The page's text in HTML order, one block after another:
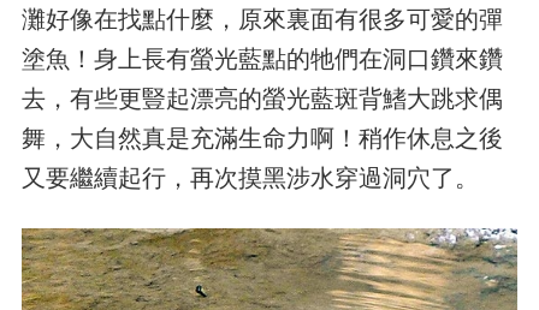
灘好像在找點什麼，原來裏面有很多可愛的彈
塗魚！身上長有螢光藍點的牠們在洞口鑽來鑽
去，有些更豎起漂亮的螢光藍斑背鰭大跳求偶
舞，大自然真是充滿生命力啊！稍作休息之後
又要繼續起行，再次摸黑涉水穿過洞穴了。